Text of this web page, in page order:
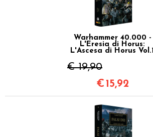
Warhammer 40.000 -
L'Eresia di Horus:
L'Ascesa di Horus Vol.1
€ 19,90
€ 15,92